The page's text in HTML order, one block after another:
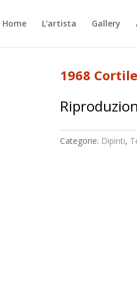
Home L’artista Gallery
1968
Categorie: Dipinti,